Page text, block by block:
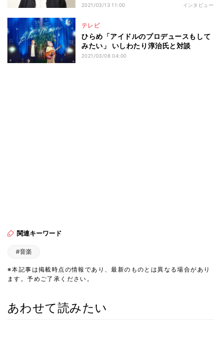
2021/03/13 11:00 インタビュー
テレビ
ひらめ「アイドルのプロデュースもして
みたい」 いしわたり淳治氏と対談
2021/03/08 04:00
関連キーワード
#音楽
※本記事は掲載時点の情報であり、最新のものとは異なる場合があり
ます。予めご了承ください。
あわせて読みたい